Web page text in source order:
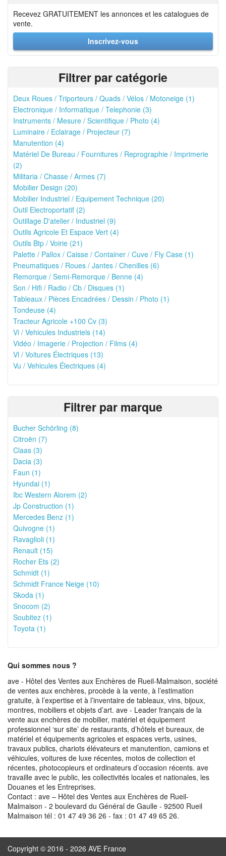
Recevez GRATUITEMENT les annonces et les catalogues de
vente.
Inscrivez-vous
Filtrer par catégorie
Deux Roues / Triporteurs / Quads / Vélos / Motoneige (1)
Electronique / Informatique / Telephonie (3)
Instruments / Mesure / Scientifique / Photo (4)
Luminaire / Eclairage / Projecteur (7)
Manutention (4)
Matériel De Bureau / Fournitures / Reprographie / Imprimerie
(2)
Militaria / Chasse / Armes (7)
Mobilier Design (20)
Mobilier Industriel / Equipement Technique (20)
Outil Electroportatif (2)
Outillage D'atelier / Industriel (9)
Outils Agricole Et Espace Vert (4)
Outils Btp / Voirie (21)
Palette / Pallox / Caisse / Container / Cuve / Fly Case (1)
Pneumatiques / Roues / Jantes / Chenilles (6)
Remorque / Semi-Remorque / Benne (4)
Son / Hifi / Radio / Cb / Disques (1)
Tableaux / Pièces Encadrées / Dessin / Photo (1)
Tondeuse (4)
Tracteur Agricole +100 Cv (3)
Vi / Vehicules Industriels (14)
Vidéo / Imagerie / Projection / Films (4)
Vl / Voitures Électriques (13)
Vu / Vehicules Électriques (4)
Filtrer par marque
Bucher Schörling (8)
Citroën (7)
Claas (3)
Dacia (3)
Faun (1)
Hyundai (1)
Ibc Western Alorem (2)
Jp Construction (1)
Mercedes Benz (1)
Quivogne (1)
Ravaglioli (1)
Renault (15)
Rocher Ets (2)
Schmidt (1)
Schmidt France Neige (10)
Skoda (1)
Snocom (2)
Soubitez (1)
Toyota (1)
Qui sommes nous ?
ave - Hôtel des Ventes aux Enchères de Rueil-Malmaison, société
de ventes aux enchères, procède à la vente, à l’estimation
gratuite, à l’expertise et à l’inventaire de tableaux, vins, bijoux,
montres, mobiliers et objets d’art. ave - Leader français de la
vente aux enchères de mobilier, matériel et équipement
professionnel ‘sur site’ de restaurants, d’hôtels et bureaux, de
matériel et équipements agricoles et espaces verts, usines,
travaux publics, chariots élévateurs et manutention, camions et
véhicules, voitures de luxe récentes, motos de collection et
récentes, photocopieurs et ordinateurs d’occasion récents. ave
travaille avec le public, les collectivités locales et nationales, les
Douanes et les Entreprises.
Contact : ave – Hôtel des Ventes aux Enchères de Rueil-
Malmaison - 2 boulevard du Général de Gaulle - 92500 Rueil
Malmaison tél : 01 47 49 36 26 - fax : 01 47 49 65 26.
Copyright © 2016 - 2026 AVE France